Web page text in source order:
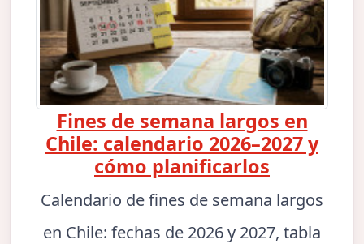
Fines de semana largos en
Chile: calendario 2026–2027 y
cómo planificarlos
Calendario de fines de semana largos
en Chile: fechas de 2026 y 2027, tabla